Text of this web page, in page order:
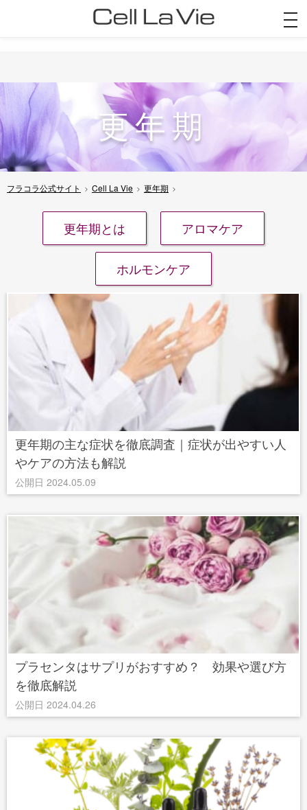
更年期
フラコラ公式サイト Cell La Vie 更年期
更年期とは アロマケア
ホルモンケア
更年期の主な症状を徹底調査｜症状が出やすい人
やケアの方法も解説
公開日 2024.05.09
プラセンタはサプリがおすすめ？ 効果や選び方
を徹底解説
公開日 2024.04.26